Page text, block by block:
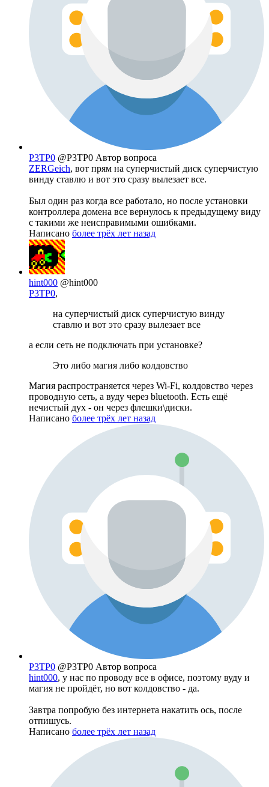
P3TP0 @P3TP0 Автор вопроса
ZERGeich, вот прям на суперчистый диск суперчистую
винду ставлю и вот это сразу вылезает все.
Был один раз когда все работало, но после установки
контроллера домена все вернулось к предыдущему виду
с такими же неисправимыми ошибками.
Написано более трёх лет назад
hint000 @hint000
P3TP0,
на суперчистый диск суперчистую винду
ставлю и вот это сразу вылезает все
а если сеть не подключать при установке?
Это либо магия либо колдовство
Магия распространяется через Wi-Fi, колдовство через
проводную сеть, а вуду через bluetooth. Есть ещё
нечистый дух - он через флешки\диски.
Написано более трёх лет назад
P3TP0 @P3TP0 Автор вопроса
hint000, у нас по проводу все в офисе, поэтому вуду и
магия не пройдёт, но вот колдовство - да.
Завтра попробую без интернета накатить ось, после
отпишусь.
Написано более трёх лет назад